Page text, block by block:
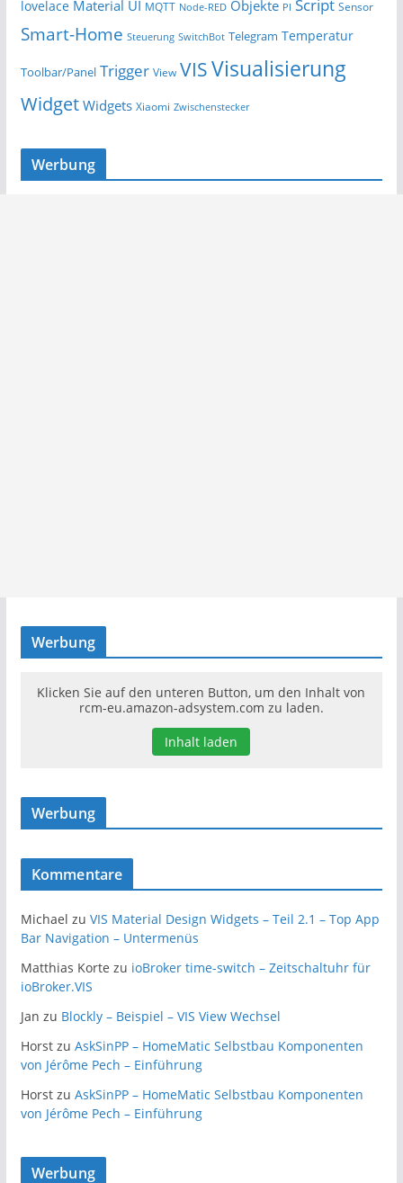
lovelace Material UI MQTT Node-RED Objekte PI Script Sensor
Smart-Home Steuerung SwitchBot Telegram Temperatur
Toolbar/Panel Trigger View VISVisualisierung
Widget Widgets Xiaomi Zwischenstecker
Werbung
Werbung
Klicken Sie auf den unteren Button, um den Inhalt von
rcm-eu.amazon-adsystem.com zu laden.
Inhalt laden
Werbung
Kommentare
Michael zu VIS Material Design Widgets – Teil 2.1 – Top App
Bar Navigation – Untermenüs
Matthias Korte zu ioBroker time-switch – Zeitschaltuhr für
ioBroker.VIS
Jan zu Blockly – Beispiel – VIS View Wechsel
Horstzu AskSinPP – HomeMatic Selbstbau Komponenten
von Jérôme Pech – Einführung
Horstzu AskSinPP – HomeMatic Selbstbau Komponenten
von Jérôme Pech – Einführung
Werbung